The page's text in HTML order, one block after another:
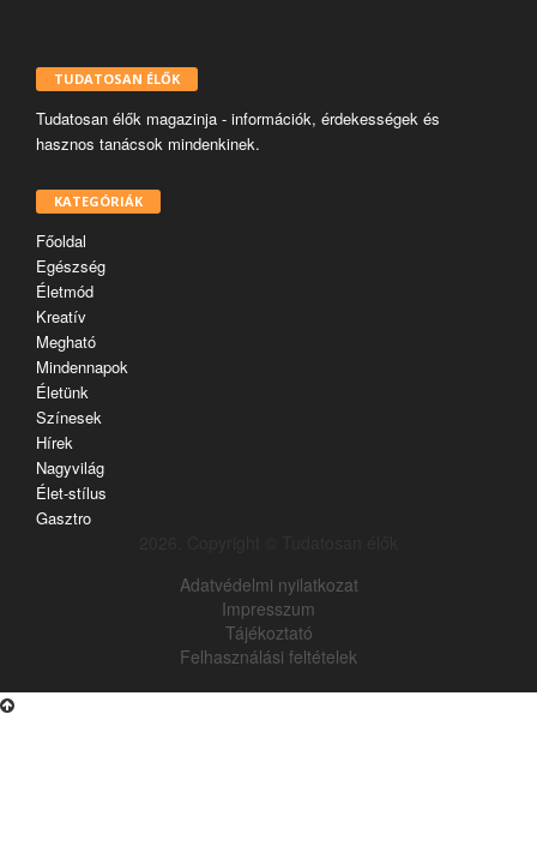
TUDATOSAN ÉLŐK
Tudatosan élők magazinja - információk, érdekességek és
hasznos tanácsok mindenkinek.
KATEGÓRIÁK
Főoldal
Egészség
Életmód
Kreatív
Megható
Mindennapok
Életünk
Színesek
Hírek
Nagyvilág
Élet-stílus
Gasztro
Adatvédelmi nyilatkozat
Impresszum
Tájékoztató
Felhasználási feltételek